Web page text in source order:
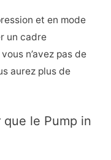
et en mode
un cadre
n’avez pas de
aurez plus de
le Pump in